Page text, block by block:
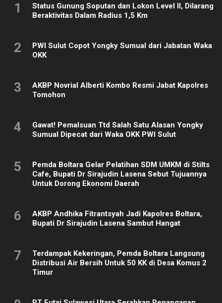
1
Status Gunung Soputan dan Lokon Level II, Dilarang
Beraktivitas Dalam Radius 1,5 Km
2
PWI Sulut Copot Yongky Sumual dari Jabatan Waka
OKK
3
AKBP Novrial Alberti Kombo Resmi Jabat Kapolres
Tomohon
4
Gawat! Pemalsuan Ttd Salah Satu Alasan Yongky
Sumual Dipecat dari Waka OKK PWI Sulut
5
Pemda Boltara Gelar Pelatihan SDM UMKM di Stilts
Cafe, Bupati Dr Sirajudin Lasena Sebut Tujuannya
Untuk Dorong Ekonomi Daerah
6
AKBP Andhika Fitrantsyah Jadi Kapolres Boltara,
Bupati Dr Sirajudin Lasena Sambut Hangat
7
Terdampak Kekeringan, Pemda Boltara Langsung
Distribusi Air Bersih Untuk 50 KK di Desa Komus 2
Timur